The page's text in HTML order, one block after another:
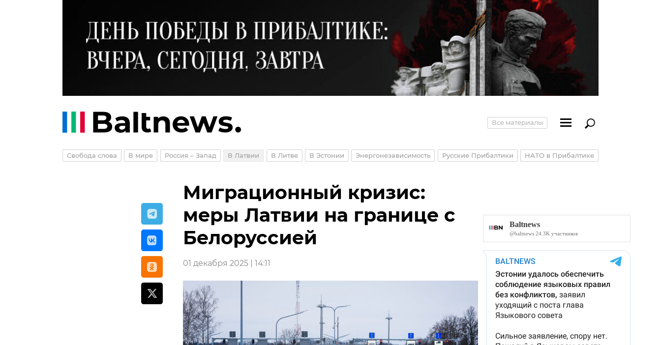
Все материалы
Свобода слова В мире Россия – Запад В Латвии В Литве В Эстонии Энергонезависимость Русские Прибалтики НАТО в Прибалтике
Миграционный кризис:
меры Латвии на границе с
Белоруссией
01 декабря 2025 | 14:11